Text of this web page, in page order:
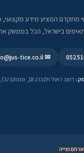
מתקדם המציע מידע מקצועי,
בישראל, הכל בממשק
✉ info@jus-tice.co.il
פנייה